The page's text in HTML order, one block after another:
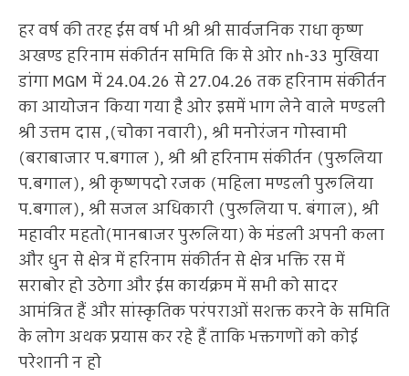
हर वर्ष की तरह ईस वर्ष भी श्री श्री सार्वजनिक राधा कृष्ण
अखण्ड हरिनाम संकीर्तन समिति कि से ओर nh-33 मुखिया
डांगा MGM में 24.04.26 से 27.04.26 तक हरिनाम संकीर्तन
का आयोजन किया गया है ओर इसमें भाग लेने वाले मण्डली
श्री उत्तम दास ,(चोका नवारी), श्री मनोरंजन गोस्वामी
(बराबाजार प.बगाल ), श्री श्री हरिनाम संकीर्तन (पुरूलिया
प.बगाल), श्री कृष्णपदो रजक (महिला मण्डली पुरूलिया
प.बगाल), श्री सजल अधिकारी (पुरूलिया प. बंगाल), श्री
महावीर महतो(मानबाजर पुरूलिया) के मंडली अपनी कला
और धुन से क्षेत्र में हरिनाम संकीर्तन से क्षेत्र भक्ति रस में
सराबोर हो उठेगा और ईस कार्यक्रम में सभी को सादर
आमंत्रित हैं और सांस्कृतिक परंपराओं सशक्त करने के समिति
के लोग अथक प्रयास कर रहे हैं ताकि भक्तगणों को कोई
परेशानी न हो